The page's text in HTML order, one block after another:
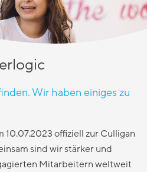
Wir haben einiges zu
offiziell zur Culligan
sind wir stärker und
Mitarbeitern weltweit